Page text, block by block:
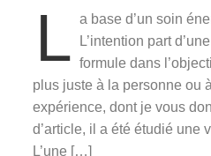
L
a base d’un soin
L’intention part
formule dans
plus juste à la personne ou
expérience, dont je vous
d’article, il a été étudié une
L’une […]